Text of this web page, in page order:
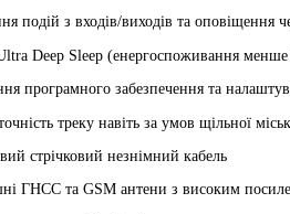
подій з входів/виходів та оповіщення
Deep Sleep (енергоспоживання
програмного забезпечення та
треку навіть за умов щільної
стрічковий незнімний кабель
ГНСС та GSM антени з високим